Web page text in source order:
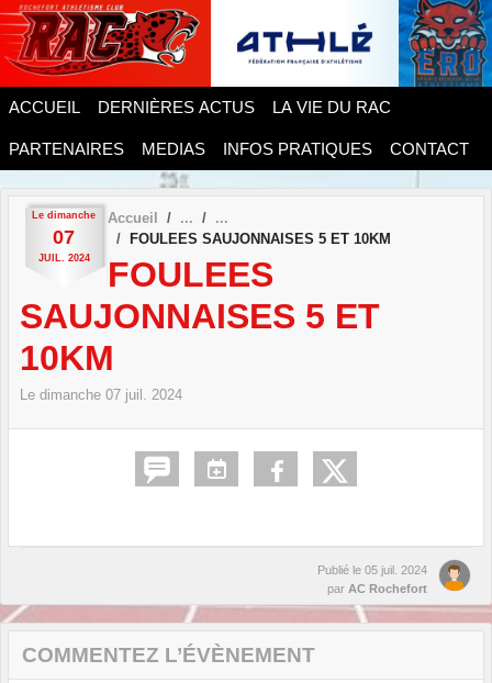
ACCUEIL DERNIÈRES ACTUS LA VIE DU RAC
PARTENAIRES MEDIAS INFOS PRATIQUES CONTACT
Le dimanche
07
JUIL. 2024
Accueil
FOULEES SAUJONNAISES 5 ET 10KM
FOULEES
SAUJONNAISES 5 ET
10KM
Le dimanche 07 juil. 2024
Publié le 05 juil. 2024
par AC Rochefort
COMMENTEZ L’ÉVÈNEMENT
Panneau de gestion des cookies